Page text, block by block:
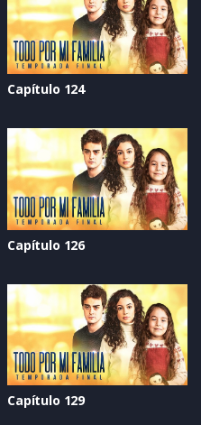
Capítulo 124
Capítulo 126
Capítulo 129